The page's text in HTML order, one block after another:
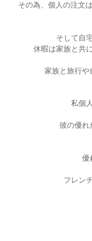
その為、個人の注文
そして自
休暇は家族と共
家族と旅行や
私個
彼の優れ
優
フレン